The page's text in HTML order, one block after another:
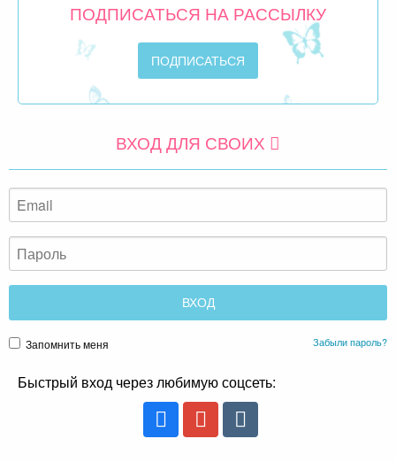
ПОДПИСАТЬСЯ НА РАССЫЛКУ
ВХОД ДЛЯ СВОИХ
Запомнить меня Забыли пароль?
Быстрый вход через любимую соцсеть: